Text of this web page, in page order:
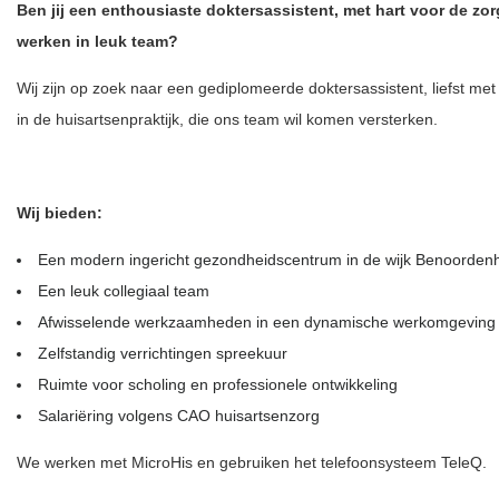
Ben jij een enthousiaste doktersassistent, met hart voor de
werken in leuk team?
Wij zijn op zoek naar een gediplomeerde doktersassistent, liefst
in de huisartsenpraktijk, die ons team wil komen versterken.
Wij bieden:
Een modern ingericht gezondheidscentrum in de wijk
Een leuk collegiaal team
Afwisselende werkzaamheden in een dynamische werkomgeving
Zelfstandig verrichtingen spreekuur
Ruimte voor scholing en professionele ontwikkeling
Salariëring volgens CAO huisartsenzorg
We werken met MicroHis en gebruiken het telefoonsysteem TeleQ.